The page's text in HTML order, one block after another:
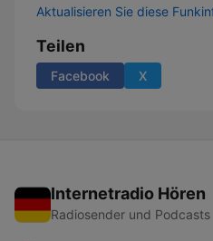
Aktualisieren Sie diese
Teilen
Facebook X
Internetradio Hören
Radiosender und Podcasts